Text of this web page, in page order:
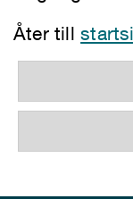
Åter till